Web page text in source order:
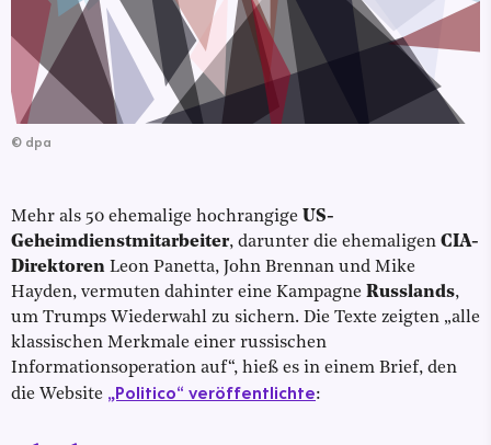
© dpa
Mehr als 50 ehemalige hochrangige US-
Geheimdienstmitarbeiter, darunter die ehemaligen CIA-
Direktoren Leon Panetta, John Brennan und Mike
Hayden, vermuten dahinter eine Kampagne Russlands,
um Trumps Wiederwahl zu sichern. Die Texte zeigten „alle
klassischen Merkmale einer russischen
Informationsoperation auf“, hieß es in einem Brief, den
die Website „Politico“ veröffentlichte: